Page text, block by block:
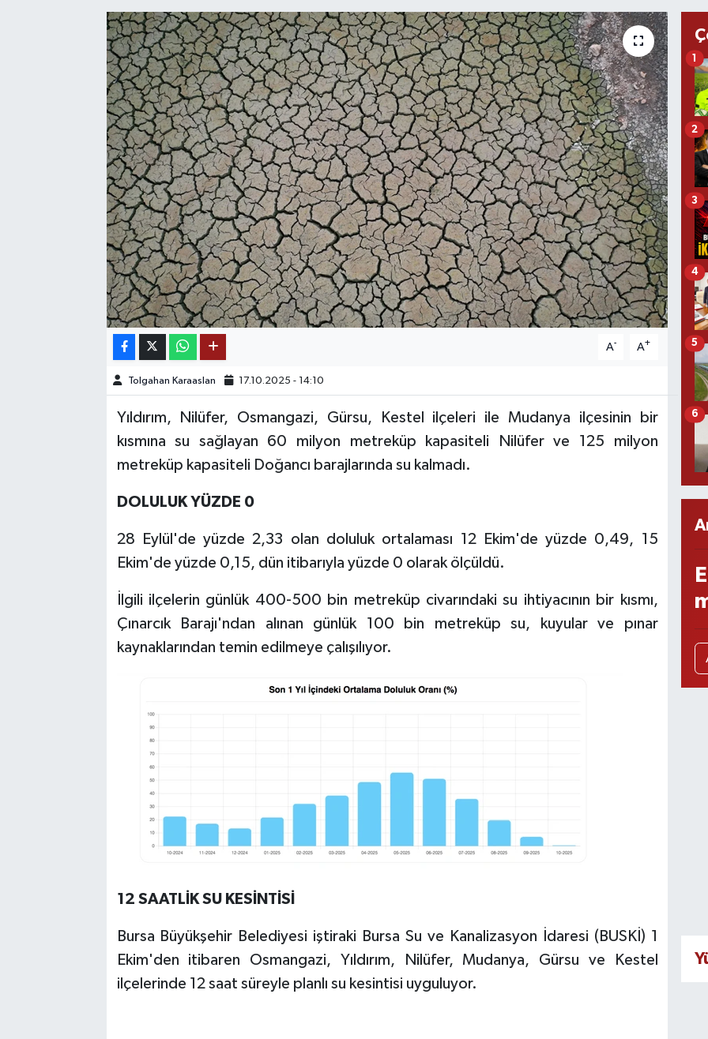
A- A+
Tolgahan Karaaslan 17.10.2025 - 14:10
Yıldırım, Nilüfer, Osmangazi, Gürsu, Kestel ilçeleri ile Mudanya ilçesinin bir
kısmına su sağlayan 60 milyon metreküp kapasiteli Nilüfer ve 125 milyon
metreküp kapasiteli Doğancı barajlarında su kalmadı.
DOLULUK YÜZDE 0
28 Eylül'de yüzde 2,33 olan doluluk ortalaması 12 Ekim'de yüzde 0,49, 15
Ekim'de yüzde 0,15, dün itibarıyla yüzde 0 olarak ölçüldü.
İlgili ilçelerin günlük 400-500 bin metreküp civarındaki su ihtiyacının bir kısmı,
Çınarcık Barajı'ndan alınan günlük 100 bin metreküp su, kuyular ve pınar
kaynaklarından temin edilmeye çalışılıyor.
12 SAATLİK SU KESİNTİSİ
Bursa Büyükşehir Belediyesi iştiraki Bursa Su ve Kanalizasyon İdaresi (BUSKİ) 1
Ekim'den itibaren Osmangazi, Yıldırım, Nilüfer, Mudanya, Gürsu ve Kestel
ilçelerinde 12 saat süreyle planlı su kesintisi uyguluyor.
1
2
3
4
5
6
KÜLTÜR SANAT